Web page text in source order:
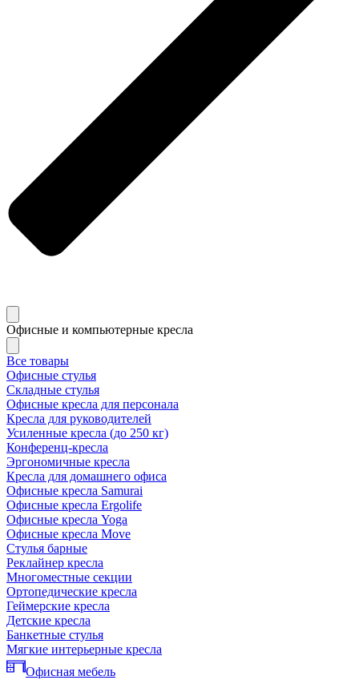
Офисные и компьютерные кресла
Все товары
Офисные стулья
Складные стулья
Офисные кресла для персонала
Кресла для руководителей
Усиленные кресла (до 250 кг)
Конференц-кресла
Эргономичные кресла
Кресла для домашнего офиса
Офисные кресла Samurai
Офисные кресла Ergolife
Офисные кресла Yoga
Офисные кресла Move
Стулья барные
Реклайнер кресла
Многоместные секции
Ортопедические кресла
Геймерские кресла
Детские кресла
Банкетные стулья
Мягкие интерьерные кресла
Офисная мебель